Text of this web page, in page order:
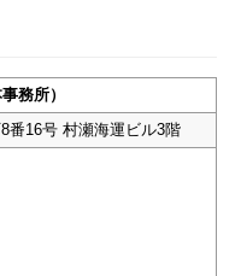
務所）
番16号 村瀬海運ビル3階